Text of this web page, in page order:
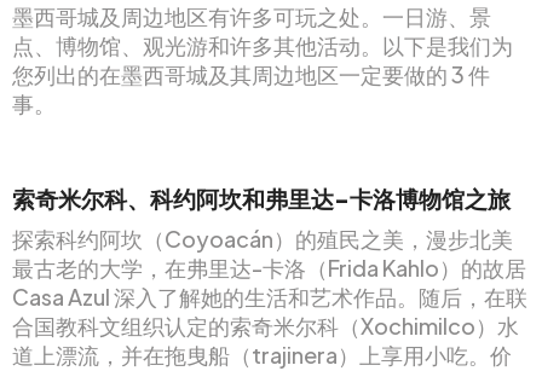
墨西哥城及周边地区有许多可玩之处。一日游、景
点、博物馆、观光游和许多其他活动。以下是我们为
您列出的在墨西哥城及其周边地区一定要做的 3 件
事。
索奇米尔科、科约阿坎和弗里达-卡洛博物馆之旅
探索科约阿坎（Coyoacán）的殖民之美，漫步北美
最古老的大学，在弗里达-卡洛（Frida Kahlo）的故居
Casa Azul 深入了解她的生活和艺术作品。随后，在联
合国教科文组织认定的索奇米尔科（Xochimilco）水
道上漂流，并在拖曳船（trajinera）上享用小吃。价